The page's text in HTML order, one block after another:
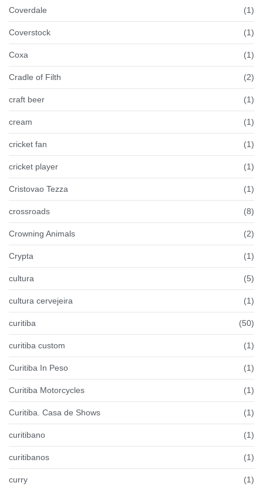
Coverdale (1)
Coverstock (1)
Coxa (1)
Cradle of Filth (2)
craft beer (1)
cream (1)
cricket fan (1)
cricket player (1)
Cristovao Tezza (1)
crossroads (8)
Crowning Animals (2)
Crypta (1)
cultura (5)
cultura cervejeira (1)
curitiba (50)
curitiba custom (1)
Curitiba In Peso (1)
Curitiba Motorcycles (1)
Curitiba. Casa de Shows (1)
curitibano (1)
curitibanos (1)
curry (1)